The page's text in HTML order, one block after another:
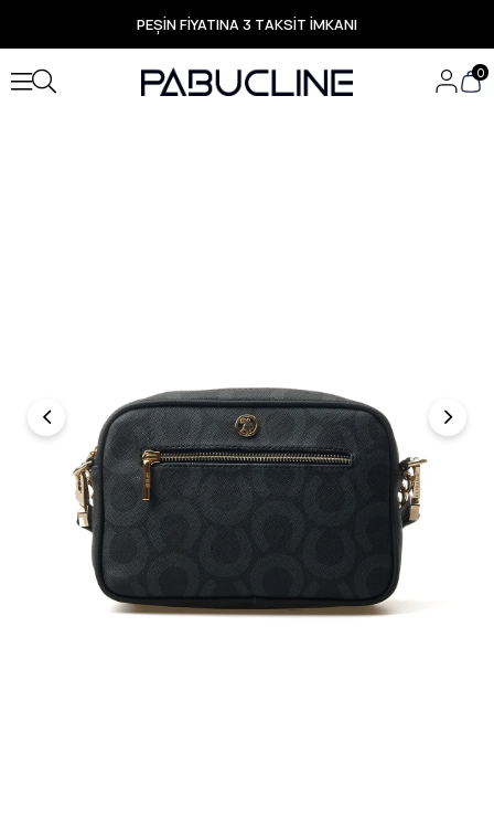
PEŞİN FİYATINA 3 TAKSİT İMKANI
TÜM ÜRÜNLERDE ÜCRETSİZ KARGO
Yeni Sezon Ürünlerde Özel Fırsatlar
Seçili Ürünlerde Hızlı Teslimat
0